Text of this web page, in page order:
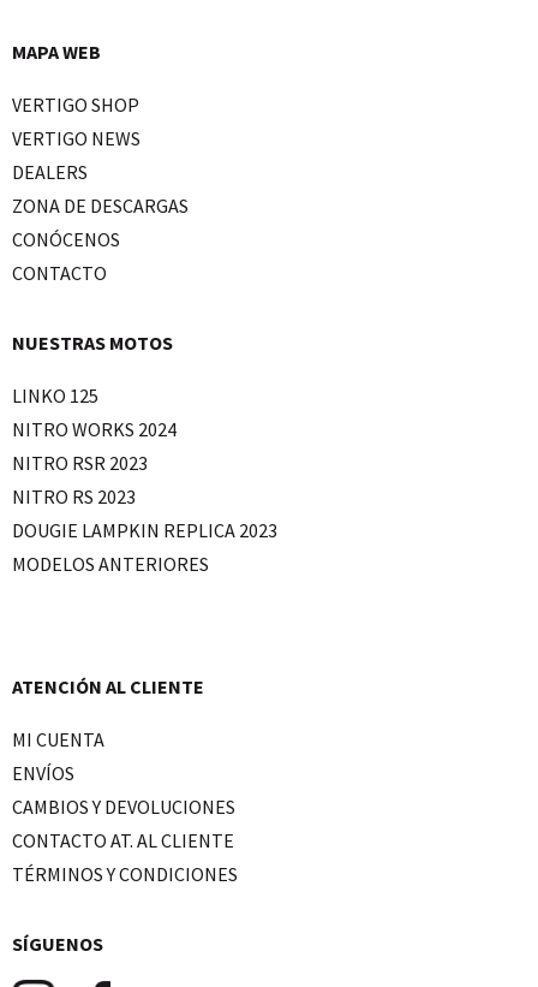
MAPA WEB
VERTIGO SHOP
VERTIGO NEWS
DEALERS
ZONA DE DESCARGAS
CONÓCENOS
CONTACTO
NUESTRAS MOTOS
LINKO 125
NITRO WORKS 2024
NITRO RSR 2023
NITRO RS 2023
DOUGIE LAMPKIN REPLICA 2023
MODELOS ANTERIORES
ATENCIÓN AL CLIENTE
MI CUENTA
ENVÍOS
CAMBIOS Y DEVOLUCIONES
CONTACTO AT. AL CLIENTE
TÉRMINOS Y CONDICIONES
SÍGUENOS